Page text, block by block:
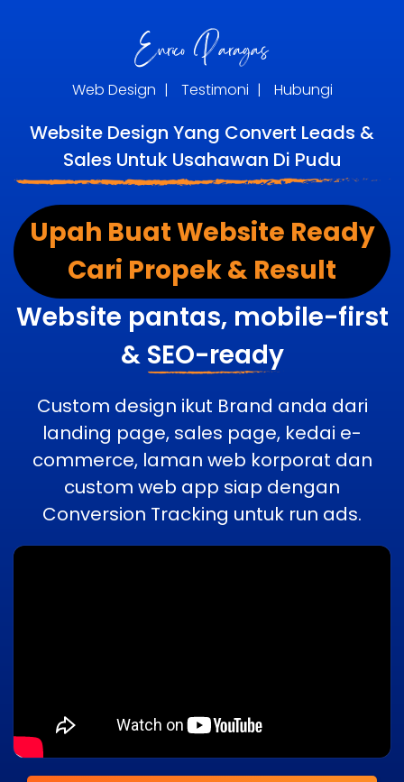
Web Design | Testimoni | Hubungi
Website Design Yang Convert Leads &
Sales Untuk Usahawan Di Pudu
Upah Buat Website Ready
Cari Propek & Result
Website pantas, mobile-first
& SEO-ready
Custom design ikut Brand anda dari
landing page, sales page, kedai e-
commerce, laman web korporat dan
custom web app siap dengan
Conversion Tracking untuk run ads.